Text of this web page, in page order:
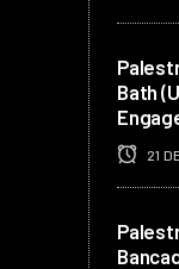
Bath
21